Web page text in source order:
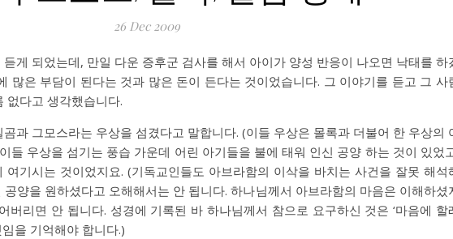
26 Dec 2009
게 되었는데, 만일 다운 증후군 검사를 해서 아이가 양성 반응이 나오면 낙태를 하
많은 부담이 된다는 것과 많은 돈이 든다는 것이었습니다. 그 이야기를 듣고 그 사
없다고 생각했습니다.
과 그모스라는 우상을 섬겼다고 말합니다. (이들 우상은 몰록과 더불어 한 우상의
들 우상을 섬기는 풍습 가운데 어린 아기들을 불에 태워 인신 공양 하는 것이 있었
기시는 것이었지요. (기독교인들도 아브라함의 이삭을 바치는 사건을 잘못 해석
양을 원하셨다고 오해해서는 안 됩니다. 하나님께서 아브라함의 마음은 이해하셨
버리면 안 됩니다. 성경에 기록된 바 하나님께서 참으로 요구하신 것은 ‘마음에 할
임을 기억해야 합니다.)